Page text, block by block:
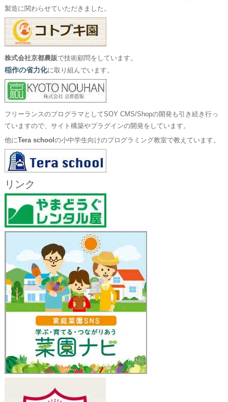
製造に関わらせていただきました。
株式会社京都農販で技術顧問をしています。
稲作の省力化に取り組んでいます。
フリーランスのプログラマとしてSOY CMS/Shopの開発も引き続き行っ
ていますので、サイト構築やプラグインの開発をしています。
他にTera school の小中学生向けのプログラミング教室で教えています。
リンク